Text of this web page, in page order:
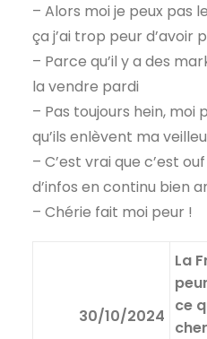
– Alors moi je peux pas
ça j’ai trop peur d’avoir
– Parce qu’il y a des
la vendre pardi
– Pas toujours hein, moi
qu’ils enlèvent ma
– C’est vrai que c’est
d’infos en continu bien
– Chérie fait moi peur !
30/10/2024
La
ce